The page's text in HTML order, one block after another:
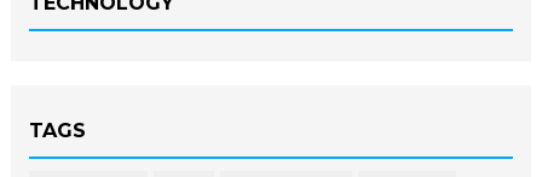
TAGS